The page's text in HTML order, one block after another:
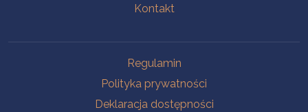
Kontakt
Regulamin
Polityka prywatności
Deklaracja dostępności